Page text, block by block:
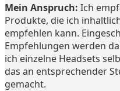
Mein Anspruch: Ich
Produkte, die ich
empfehlen kann.
Empfehlungen werden
ich einzelne Headsets
das an entsprechender
gemacht.